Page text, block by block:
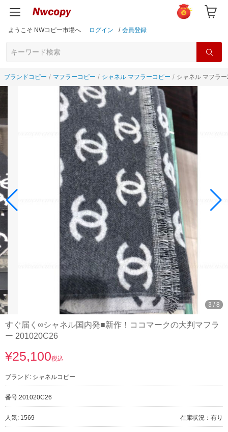
ようこそ NWコピー市場へ ログイン / 会員登録
ブランドコピー マフラーコピー シャネル マフラーコピー シャネル マフラ
3 / 8
すぐ届く∞シャネル国内発■新作！ココマークの大判マフラ
ー 201020C26
¥25,100税込
ブランド: シャネルコピー
番号:201020C26
人気: 1569 在庫状況：有り